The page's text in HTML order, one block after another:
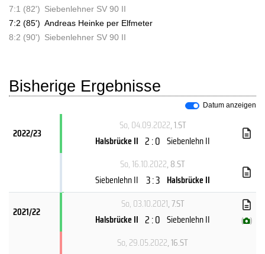
7:1 (82') Siebenlehner SV 90 II
7:2 (85') Andreas Heinke per Elfmeter
8:2 (90') Siebenlehner SV 90 II
Bisherige Ergebnisse
Datum anzeigen
2022/23
So, 04.09.2022, 1.ST
Halsbrücke II 2 : 0 Siebenlehn II
So, 16.10.2022, 8.ST
Siebenlehn II 3 : 3 Halsbrücke II
2021/22
So, 03.10.2021, 7.ST
Halsbrücke II 2 : 0 Siebenlehn II ( )
So, 29.05.2022, 16.ST